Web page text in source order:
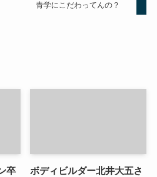
青学にこだわってんの？
卒
ボディビルダー北井大五さ